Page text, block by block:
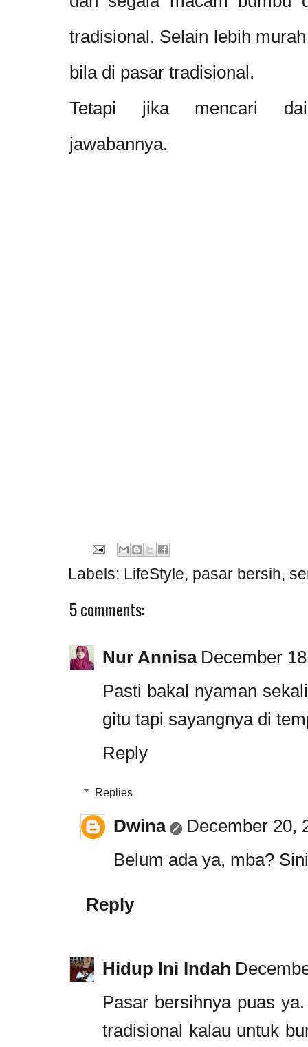
tradisional. Selain lebih
bila di pasar tradisional.
Tetapi jika mencari
jawabannya.
Labels: LifeStyle, pasar bersih,
5 comments:
Nur Annisa December
Pasti bakal nyaman
gitu tapi sayangnya di
Reply
Replies
Dwina
December 20,
Belum ada ya, mba?
Reply
Hidup Ini Indah
Pasar bersihnya puas
tradisional kalau untuk